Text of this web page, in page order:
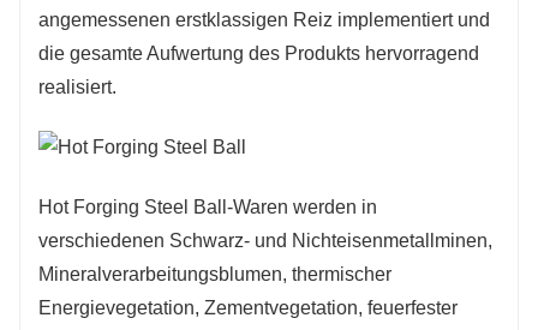
angemessenen erstklassigen Reiz implementiert und
die gesamte Aufwertung des Produkts hervorragend
realisiert.
Hot Forging Steel Ball-Waren werden in
verschiedenen Schwarz- und Nichteisenmetallminen,
Mineralverarbeitungsblumen, thermischer
Energievegetation, Zementvegetation, feuerfester